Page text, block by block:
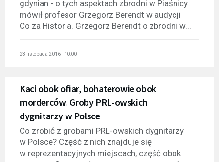
gdynian - o tych aspektach zbrodni w Piaśnicy
mówił profesor Grzegorz Berendt w audycji
Co za Historia. Grzegorz Berendt o zbrodni w...
23 listopada 2016 - 10:00
Kaci obok ofiar, bohaterowie obok
morderców. Groby PRL-owskich
dygnitarzy w Polsce
Co zrobić z grobami PRL-owskich dygnitarzy
w Polsce? Część z nich znajduje się
w reprezentacyjnych miejscach, część obok